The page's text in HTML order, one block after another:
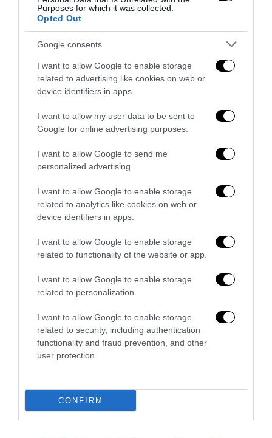
Purposes for which it was collected.
Opted Out
Google consents
I want to allow Google to enable storage
related to advertising like cookies on web or
device identifiers in apps.
I want to allow my user data to be sent to
Google for online advertising purposes.
I want to allow Google to send me
personalized advertising.
I want to allow Google to enable storage
related to analytics like cookies on web or
device identifiers in apps.
I want to allow Google to enable storage
related to functionality of the website or app.
I want to allow Google to enable storage
related to personalization.
I want to allow Google to enable storage
related to security, including authentication
functionality and fraud prevention, and other
user protection.
CONFIRM
La Camera boccia il patentino antifascista per parlare a
Montecitorio: palo clamoroso del Pd
ricordo di Enzo...
5 Agosto 2026